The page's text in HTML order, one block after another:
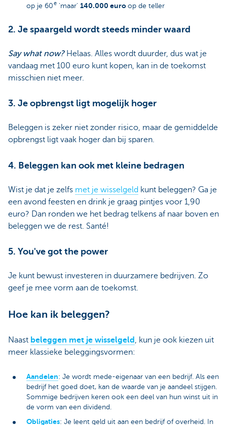
op je 60e 'maar' 140.000 euro op de teller
2. Je spaargeld wordt steeds minder waard
Say what now?Helaas. Alles wordt duurder, dus wat je
vandaag met 100 euro kunt kopen, kan in de toekomst
misschien niet meer.
3. Je opbrengst ligt mogelijk hoger
Beleggen is zeker niet zonder risico, maar de gemiddelde
opbrengst ligt vaak hoger dan bij sparen.
4. Beleggen kan ook met kleine bedragen
Wist je dat je zelfs met je wisselgeld kunt beleggen? Ga je
een avond feesten en drink je graag pintjes voor 1,90
euro? Dan ronden we het bedrag telkens af naar boven en
beleggen we de rest. Santé!
5. You've got the power
Je kunt bewust investeren in duurzamere bedrijven. Zo
geef je mee vorm aan de toekomst.
Hoe kan ik beleggen?
Naast beleggen met je wisselgeld
, kun je ook kiezen uit
meer klassieke beleggingsvormen:
Aandelen: Je wordt mede-eigenaar van een bedrijf. Als een
bedrijf het goed doet, kan de waarde van je aandeel stijgen.
Sommige bedrijven keren ook een deel van hun winst uit in
de vorm van een dividend.
Obligaties: Je leent geld uit aan een bedrijf of overheid. In